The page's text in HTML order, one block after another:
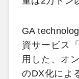
GA
資サービス
用した、オ
のDX化によ